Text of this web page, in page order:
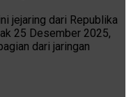
jejaring dari Republika
25 Desember 2025,
dari jaringan